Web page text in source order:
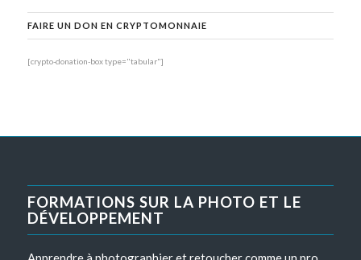
FAIRE UN DON EN CRYPTOMONNAIE
[crypto-donation-box type="tabular"]
FORMATIONS SUR LA PHOTO ET LE
DÉVELOPPEMENT